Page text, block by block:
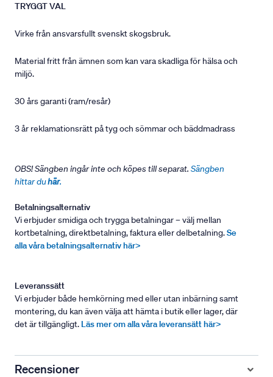
TRYGGT VAL
Virke från ansvarsfullt svenskt skogsbruk.
Material fritt från ämnen som kan vara skadliga för hälsa och
miljö.
30 års garanti (ram/resår)
3 år reklamationsrätt på tyg och sömmar och bäddmadrass
OBS! Sängben ingår inte och köpes till separat. Sängben
hittar duhär.
Betalningsalternativ
Vi erbjuder smidiga och trygga betalningar – välj mellan
kortbetalning, direktbetalning, faktura eller delbetalning.Se
alla våra betalningsalternativ här>
Leveranssätt
Vi erbjuder både hemkörning med eller utan inbärning samt
montering, du kan även välja att hämta i butik eller lager, där
det är tillgängligt. Läs mer om alla våra leveransätt här>
Recensioner